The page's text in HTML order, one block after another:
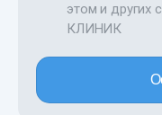
этом и других
КЛИНИК